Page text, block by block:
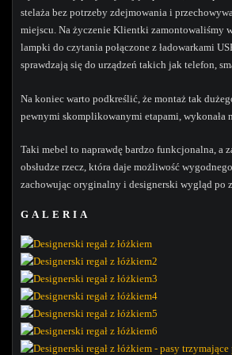
stelaża bez potrzeby zdejmowania i
miejscu. Na życzenie Klientki zamontowaliśmy
lampki do czytania połączone z ładowarkami
sprawdzają się do urządzeń takich jak telefon,
Na koniec warto podkreślić, że montaż tak
pewnymi skomplikowanymi etapami, wykonała
Taki mebel to naprawdę bardzo funkcjonalna, a
obsłudze rzecz, która daje możliwość
zachowując oryginalny i designerski wygląd po
GALERIA